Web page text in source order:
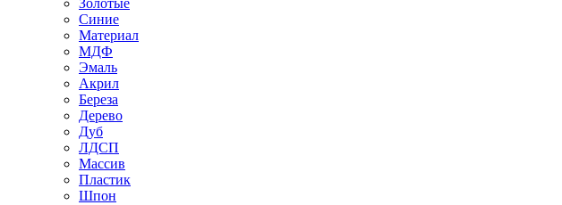
Синие
Материал
МДФ
Эмаль
Акрил
Береза
Дерево
Дуб
ЛДСП
Массив
Пластик
Шпон